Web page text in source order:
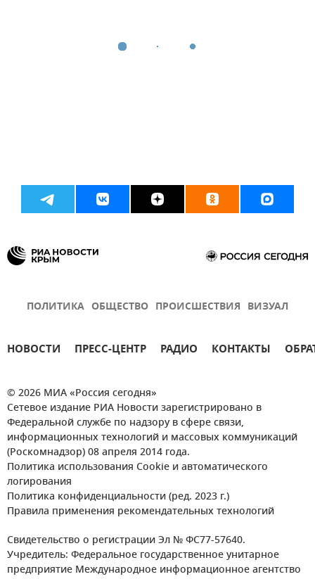
ПОЛИТИКА ОБЩЕСТВО ПРОИСШЕСТВИЯ ВИЗУАЛ
НОВОСТИ ПРЕСС-ЦЕНТР РАДИО КОНТАКТЫ
© 2026 МИА «Россия сегодня»
Сетевое издание РИА Новости зарегистрировано в
Федеральной службе по надзору в сфере связи,
информационных технологий и массовых коммуникаций
(Роскомнадзор) 08 апреля 2014 года.
Политика использования Cookie и автоматического
логирования
Политика конфиденциальности (ред. 2023 г.)
Правила применения рекомендательных технологий
Свидетельство о регистрации Эл № ФС77-57640.
Учредитель: Федеральное государственное унитарное
предприятие Международное информационное агентство